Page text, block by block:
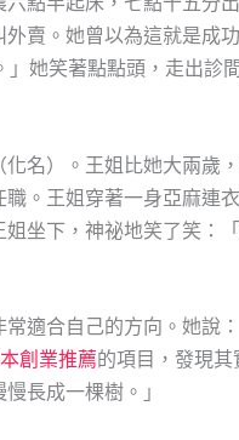
賣。她曾以為這就是成
她笑著點點頭，走出診
名）。王姐比她大兩歲
。王姐穿著一身亞麻連
坐下，神祕地笑了笑：
適合自己的方向。她說
創業推薦的項目，發現
長成一棵樹。」